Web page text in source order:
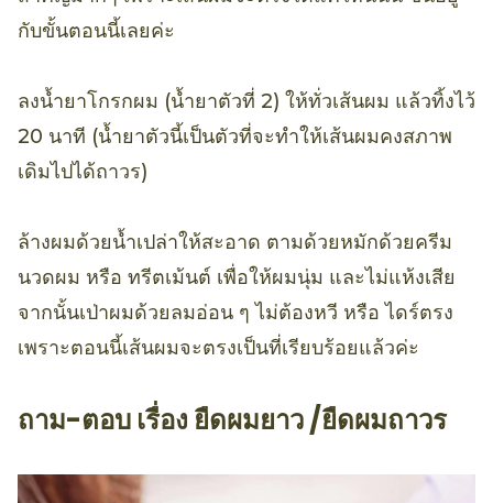
กับขั้นตอนนี้เลยค่ะ
ลงน้ำยาโกรกผม (น้ำยาตัวที่ 2) ให้ทั่วเส้นผม แล้วทิ้งไว้
20 นาที (น้ำยาตัวนี้เป็นตัวที่จะทำให้เส้นผมคงสภาพ
เดิมไปได้ถาวร)
ล้างผมด้วยน้ำเปล่าให้สะอาด ตามด้วยหมักด้วยครีม
นวดผม หรือ ทรีตเม้นต์ เพื่อให้ผมนุ่ม และไม่แห้งเสีย
จากนั้นเป่าผมด้วยลมอ่อน ๆ ไม่ต้องหวี หรือ ไดร์ตรง
เพราะตอนนี้เส้นผมจะตรงเป็นที่เรียบร้อยแล้วค่ะ
ถาม-ตอบ เรื่อง ยืดผมยาว /ยืดผมถาวร